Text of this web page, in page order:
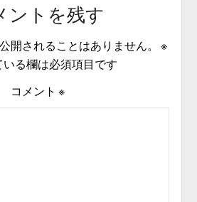
ントを残す
開されることはありません。
※
いる欄は必須項目です
コメント ※